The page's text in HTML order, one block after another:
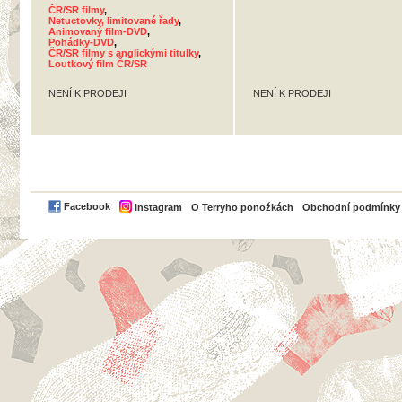
ČR/SR filmy,
Netuctovky, limitované řady,
Animovaný film-DVD,
Pohádky-DVD,
ČR/SR filmy s anglickými titulky,
Loutkový film ČR/SR
NENÍ K PRODEJI NENÍ K PRODEJI
Facebook Instagram O Terryho ponožkách Obchodní podmínky
PayPal